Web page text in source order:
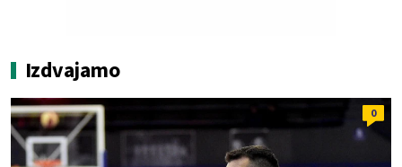
Izdvajamo
0